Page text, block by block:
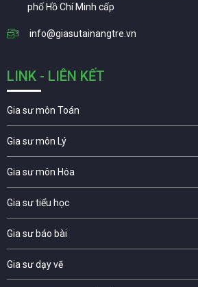
phố Hồ Chí Minh cấp
info@giasutainangtre.vn
LINK - LIÊN KẾT
Gia sư môn Toán
Gia sư môn Lý
Gia sư môn Hóa
Gia sư tiểu học
Gia sư báo bài
Gia sư dạy vẽ